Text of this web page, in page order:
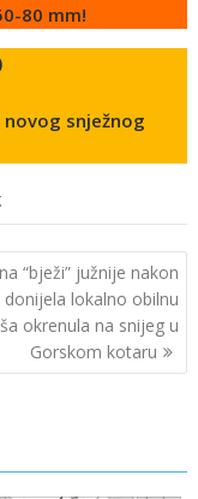
80 mm!
snježnog
“bježi” južnije nakon
lokalno obilnu
okrenula na snijeg u
Gorskom kotaru